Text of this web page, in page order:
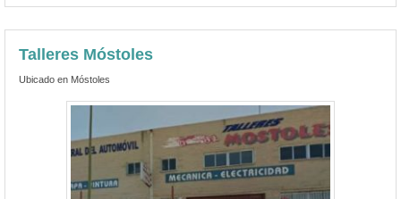
Talleres Móstoles
Ubicado en Móstoles